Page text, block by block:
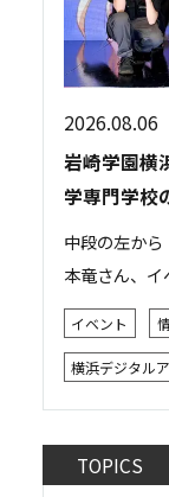
2026.08.06
岩崎学園横
学専門学校
ベント」の
中段の左か
本竜さん、
ん 2026年8月
主催の「キャ
イベント
横浜デジタル
TOPICS